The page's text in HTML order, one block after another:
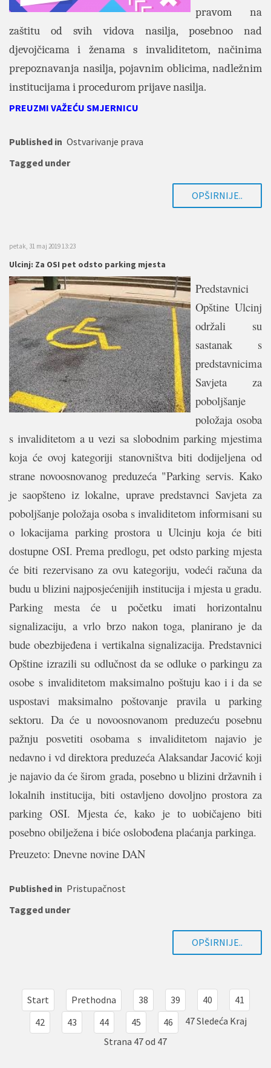
pravom na
zaštitu od svih vidova nasilja, posebnoo nad
djevojčicama i ženama s invaliditetom, načinima
prepoznavanja nasilja, pojavnim oblicima, nadležnim
institucijama i procedurom prijave nasilja.
PREUZMI VAŽEĆU SMJERNICU
Published in Ostvarivanje prava
Tagged under
OPŠIRNIJE..
petak, 31 maj 2019 13:23
Ulcinj: Za OSI pet odsto parking mjesta
Predstavnici
Opštine Ulcinj
održali su
sastanak s
predstavnicima
Savjeta za
poboljšanje
položaja osoba
s invaliditetom a u vezi sa slobodnim parking mjestima
koja će ovoj kategoriji stanovništva biti dodijeljena od
strane novoosnovanog preduzeća "Parking servis. Kako
je saopšteno iz lokalne, uprave predstavnci Savjeta za
poboljšanje položaja osoba s invaliditetom informisani su
o lokacijama parking prostora u Ulcinju koja će biti
dostupne OSI. Prema predlogu, pet odsto parking mjesta
će biti rezervisano za ovu kategoriju, vodeći računa da
budu u blizini najposjećenijih institucija i mjesta u gradu.
Parking mesta će u početku imati horizontalnu
signalizaciju, a vrlo brzo nakon toga, planirano je da
bude obezbijeđena i vertikalna signalizacija. Predstavnici
Opštine izrazili su odlučnost da se odluke o parkingu za
osobe sinvaliditetom maksimalno poštuju kao i i da se
uspostavi maksimalno poštovanje pravila u parking
sektoru. Da će u novoosnovanom preduzeću posebnu
pažnju posvetiti osobama s invaliditetom najavio je
nedavno i vd direktora preduzeća Alaksandar Jacović koji
je najavio da će širom grada, posebno u blizini državnih i
lokalnih institucija, biti ostavljeno dovoljno prostora za
parking OSI. Mjesta će, kako je to uobičajeno biti
posebno obilježena i biće oslobođena plaćanja parkinga.
Preuzeto: Dnevne novine DAN
Published in Pristupačnost
Tagged under
OPŠIRNIJE..
Start Prethodna 38 39 40
41
42
43 44 45 46 47Sledeća Kraj
Strana 47 od 47